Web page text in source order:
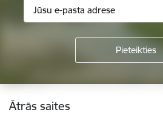
Kājene
Ātrās saites